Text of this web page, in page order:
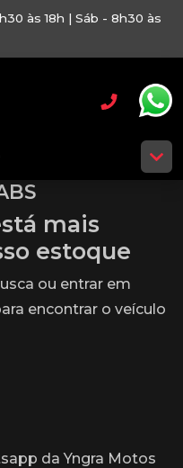
às 18h | Sáb - 8h30 às
mais
estoque
ou entrar em
encontrar o veículo
da Yngra Motos